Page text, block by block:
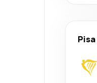
Pisa